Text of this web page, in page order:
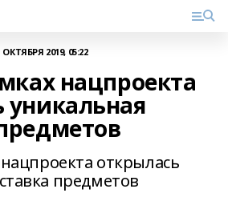
ОКТЯБРЯ 2019, 05:22
нацпроекта
уникальная
открылась
предметов